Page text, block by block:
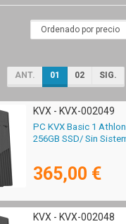
ANT. 01 02 SIG.
KVX - KVX-002049
PC KVX Basic 1
256GB SSD/ Sin
365,00 €
KVX - KVX-002048